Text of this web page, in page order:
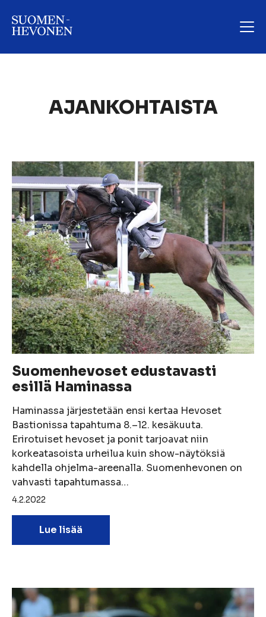
AJANKOHTAISTA
Suomenhevoset edustavasti
esillä Haminassa
Haminassa järjestetään ensi kertaa Hevoset
Bastionissa tapahtuma 8.–12. kesäkuuta.
Erirotuiset hevoset ja ponit tarjoavat niin
korkeatasoista urheilua kuin show-näytöksiä
kahdella ohjelma-areenalla. Suomenhevonen on
vahvasti tapahtumassa…
4.2.2022
Lue lisää